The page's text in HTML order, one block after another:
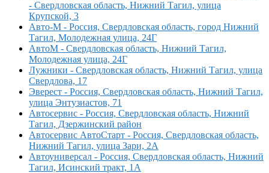
- Свердловская область, Нижний Тагил, улица
Крупской, 3
Авто-М - Россия, Свердловская область, город Нижний
Тагил, Молодежная улица, 24Г
АвтоМ - Свердловская область, Нижний Тагил,
Молодежная улица, 24Г
Лужники - Свердловская область, Нижний Тагил, улица
Свердлова, 17
Эверест - Россия, Свердловская область, Нижний Тагил,
улица Энтузиастов, 71
Автосервис - Россия, Свердловская область, Нижний
Тагил, Дзержинский район
Автосервис АвтоСтарт - Россия, Свердловская область,
Нижний Тагил, улица Зари, 2А
Автоуниверсал - Россия, Свердловская область, Нижний
Тагил, Исинский тракт, 1А